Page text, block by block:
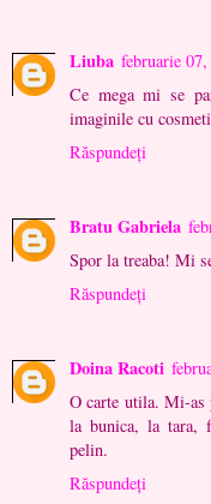
Liuba februarie
Ce mega mi se
imaginile cu
Răspundeți
Bratu Gabriela
Spor la treaba! Mi
Răspundeți
Doina Racoti
O carte utila. Mi-as
la bunica, la tara,
pelin.
Răspundeți